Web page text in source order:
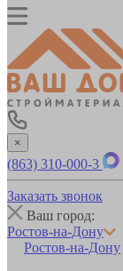
×
(863) 310-000-3
Заказать звонок
Ваш город:
Ростов-на-Дону
Ростов-на-Дону